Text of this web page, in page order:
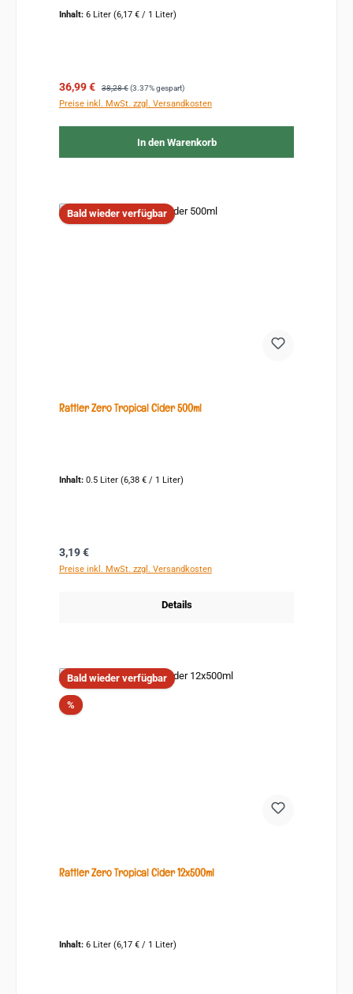
Inhalt: 6 Liter (6,17 € / 1 Liter)
Verkaufspreis:
36,99 € Regulärer Preis:
38,28 € (3.37% gespart)
Preise inkl. MwSt. zzgl. Versandkosten
In den Warenkorb
Bald wieder verfügbar
Rattler Zero Tropical Cider 500ml
Inhalt: 0.5 Liter (6,38 € / 1 Liter)
Regulärer Preis:
3,19 €
Preise inkl. MwSt. zzgl. Versandkosten
Details
Bald wieder verfügbar
%Rabatt
Rattler Zero Tropical Cider 12x500ml
Inhalt: 6 Liter (6,17 € / 1 Liter)